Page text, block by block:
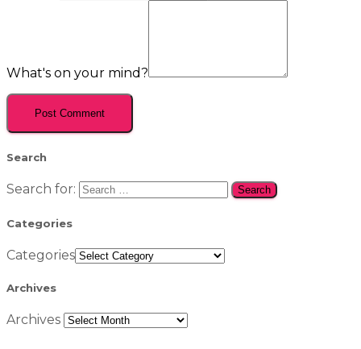
What's on your mind?
Search
Search for:
Categories
Categories
Archives
Archives